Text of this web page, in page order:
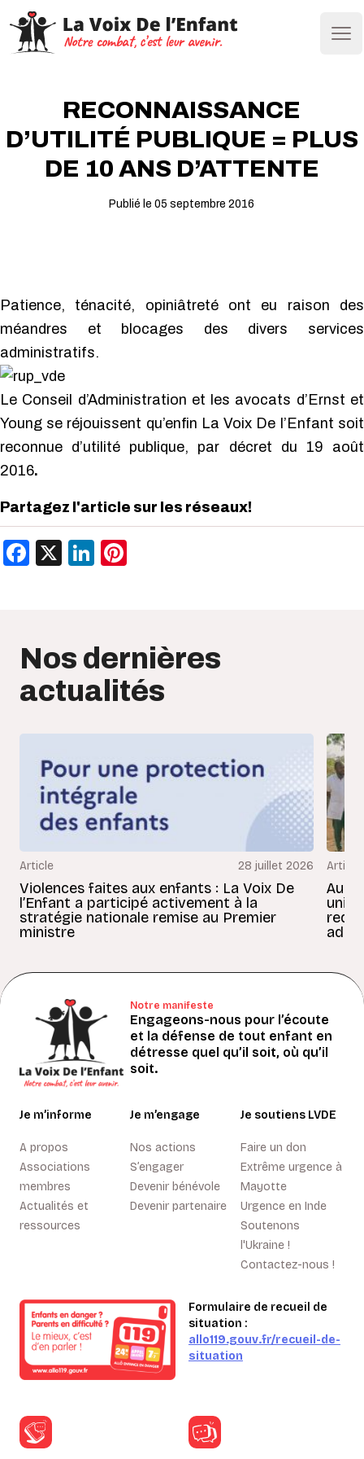
RECONNAISSANCE
D’UTILITÉ PUBLIQUE = PLUS
DE 10 ANS D’ATTENTE
Publié le 05 septembre 2016
Patience, ténacité, opiniâtreté ont eu raison des
méandres et blocages des divers services
administratifs.
Le Conseil d’Administration et les avocats d’Ernst et
Young se réjouissent qu’enfin La Voix De l’Enfant soit
reconnue d’utilité publique, par décret du 19 août
2016.
Partagez l'article sur les réseaux!
Facebook
X LinkedIn
Nos dernières
actualités
Article 28 juillet 2026
Violences faites aux enfants : La Voix De
l’Enfant a participé activement à la
stratégie nationale remise au Premier
ministre
Article
Au
Notre manifeste
Engageons-nous pour l’écoute
et la défense de tout enfant en
détresse quel qu’il soit, où qu’il
soit.
Je m’informe
A propos
Associations
membres
Actualités et
ressources
Je m’engage
Nos actions
S’engager
Devenir bénévole
Devenir partenaire
Je soutiens LVDE
Faire un don
Extrême urgence à
Mayotte
Urgence en Inde
Soutenons
l'Ukraine !
Contactez-nous !
Formulaire de recueil de
situation :
allo119.gouv.fr/recueil-de-
situation